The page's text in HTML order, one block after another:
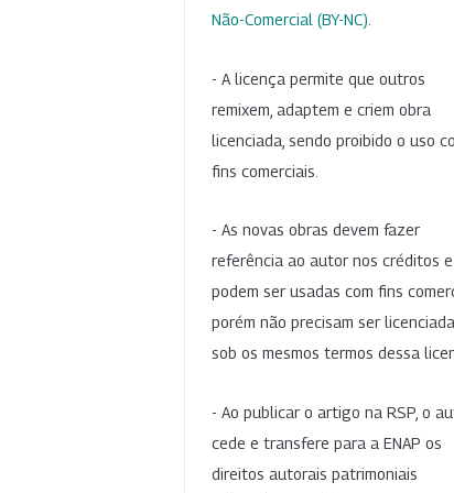
Não-Comercial (BY-NC)
- A licença permite que outros
remixem, adaptem e criem obra
licenciada, sendo proibido o uso
fins comerciais.
- As novas obras devem fazer
referência ao autor nos créditos
podem ser usadas com fins
porém não precisam ser
sob os mesmos termos dessa
- Ao publicar o artigo na RSP, o
cede e transfere para a ENAP os
direitos autorais patrimoniais